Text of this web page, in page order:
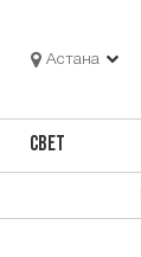
Астана
СВЕТ